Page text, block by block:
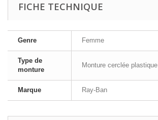
FICHE TECHNIQUE
Genre Femme
Type de
monture
Monture cerclée plastique
Marque Ray-Ban